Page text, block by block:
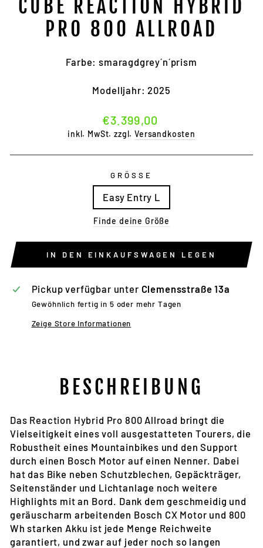
CUBE REACTION HYBRID
PRO 800 ALLROAD
Farbe: smaragdgrey´n´prism
Modelljahr: 2025
Normaler
Preis
€3.399,00
inkl. MwSt. zzgl.Versandkosten
GRÖSSE
Easy Entry L
Finde deine Größe
IN DEN EINKAUFSWAGEN LEGEN
Pickup verfügbar unter Clemensstraße 13a
Gewöhnlich fertig in 5 oder mehr Tagen
Zeige Store Informationen
BESCHREIBUNG
Das Reaction Hybrid Pro 800 Allroad bringt die
Vielseitigkeit eines voll ausgestatteten Tourers, die
Robustheit eines Mountainbikes und den Support
durch einen Bosch Motor auf einen Nenner. Dabei
hat das Bike neben Schutzblechen, Gepäckträger,
Seitenständer und Lichtanlage noch weitere
Highlights mit an Bord. Dank dem geschmeidig und
geräuscharm arbeitenden Bosch CX Motor und 800
Wh starken Akku ist jede Menge Reichweite
garantiert, und zwar auf jeder noch so langen